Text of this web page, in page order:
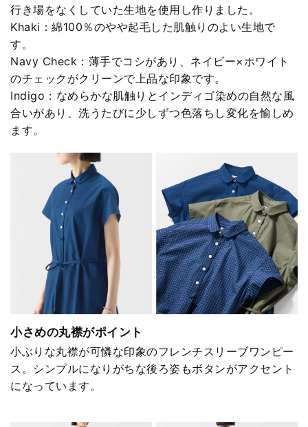
行き場をなくしていた生地を使用し作りました。
Khaki：綿100％のやや起毛した肌触りのよい生地で
す。
Navy Check：薄手でコシがあり、ネイビー×ホワイト
のチェックがクリーンで上品な印象です。
Indigo：なめらかな肌触りとインディゴ染めの自然な風
合いがあり、洗うたびに少しずつ色落ちし変化を愉しめ
ます。
小さめの丸襟がポイント
小ぶりな丸襟が可憐な印象のフレンチスリーブワンピー
ス。シンプルになりがちな後ろ姿もボタンがアクセント
になっています。